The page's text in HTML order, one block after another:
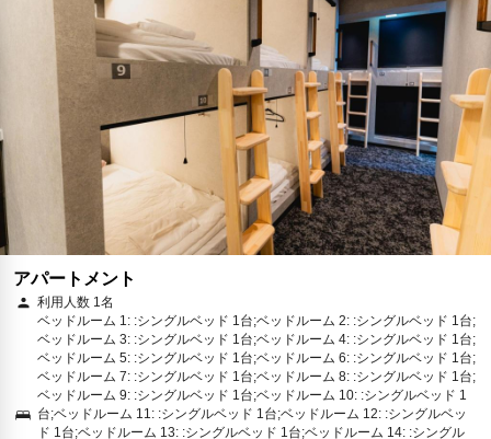
アパートメント
利用人数 1名
ベッドルーム 1: :シングルベッド 1台;ベッドルーム 2: :シングルベッド 1台;
ベッドルーム 3: :シングルベッド 1台;ベッドルーム 4: :シングルベッド 1台;
ベッドルーム 5: :シングルベッド 1台;ベッドルーム 6: :シングルベッド 1台;
ベッドルーム 7: :シングルベッド 1台;ベッドルーム 8: :シングルベッド 1台;
ベッドルーム 9: :シングルベッド 1台;ベッドルーム 10: :シングルベッド 1
台;ベッドルーム 11: :シングルベッド 1台;ベッドルーム 12: :シングルベッ
ド 1台;ベッドルーム 13: :シングルベッド 1台;ベッドルーム 14: :シングル